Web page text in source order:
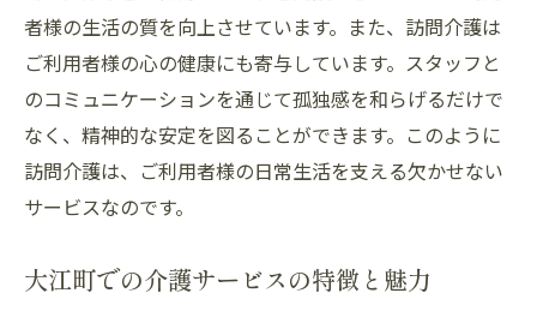
心のケアにも注目した訪問介護の現場
訪問介護で実現する健康的なライフスタイ
ル
訪問介護スタッフの役割とその重要性
心身の健康を支える訪問介護の取り組み
訪問介護がもたらす心と体の健やかさ
大江町での訪問介護地域の絆を深める取り組み
者様の生活の質を向上させています。また、訪問介護は
ご利用者様の心の健康にも寄与しています。スタッフと
のコミュニケーションを通じて孤独感を和らげるだけで
なく、精神的な安定を図ることができます。このように
訪問介護は、ご利用者様の日常生活を支える欠かせない
サービスなのです。
大江町での介護サービスの特徴と魅力